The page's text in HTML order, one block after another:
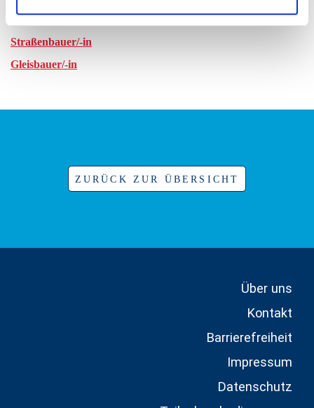
Kanalbauer/-in
Straßen­bauer/-in
Gleisbauer/-in
ZURÜCK ZUR ÜBERSICHT
Über uns
Kontakt
Barrierefreiheit
Impressum
Datenschutz